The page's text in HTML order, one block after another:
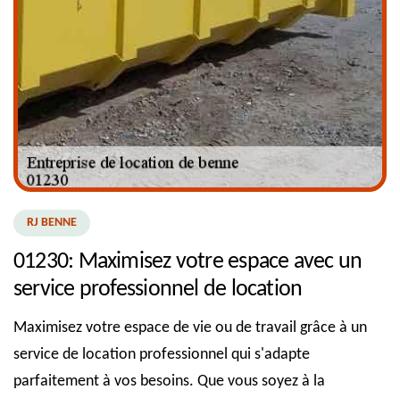
RJ BENNE
01230: Maximisez votre espace avec un
service professionnel de location
Maximisez votre espace de vie ou de travail grâce à un
service de location professionnel qui s'adapte
parfaitement à vos besoins. Que vous soyez à la